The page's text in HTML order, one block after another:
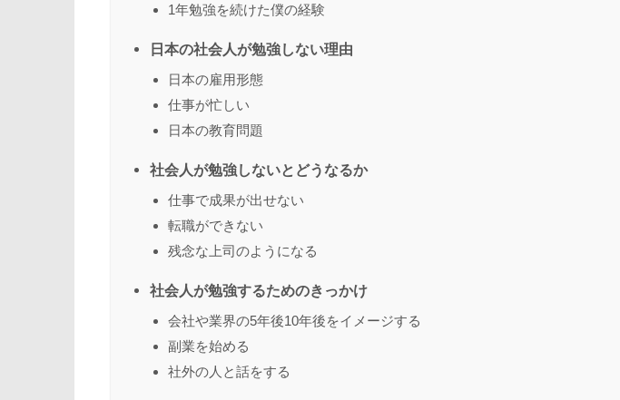
1年勉強を続けた僕の経験
日本の社会人が勉強しない理由
日本の雇用形態
仕事が忙しい
日本の教育問題
社会人が勉強しないとどうなるか
仕事で成果が出せない
転職ができない
残念な上司のようになる
社会人が勉強するためのきっかけ
会社や業界の5年後10年後をイメージする
副業を始める
社外の人と話をする